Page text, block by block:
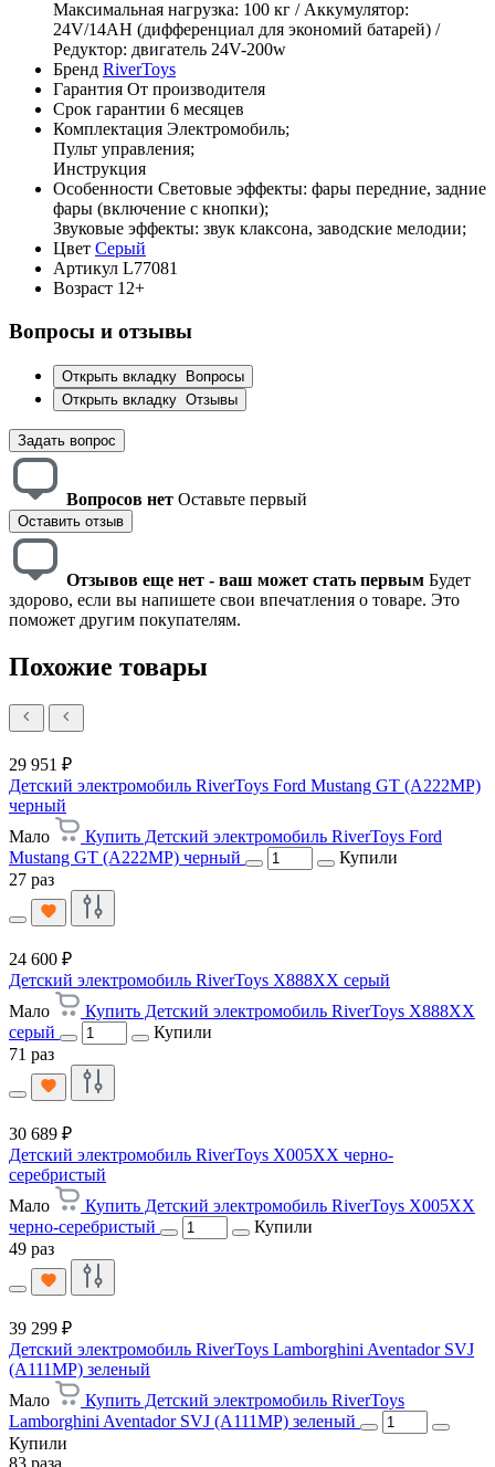
Максимальная нагрузка: 100 кг / Аккумулятор:
24V/14AH (дифференциал для экономий батарей) /
Редуктор: двигатель 24V-200w
Бренд RiverToys
Гарантия От производителя
Срок гарантии 6 месяцев
Комплектация Электромобиль;
Пульт управления;
Инструкция
Особенности Световые эффекты: фары передние, задние
фары (включение с кнопки);
Звуковые эффекты: звук клаксона, заводские мелодии;
Цвет Серый
Артикул L77081
Возраст 12+
Вопросы и отзывы
Открыть вкладку
Вопросы
Открыть вкладку Отзывы
Задать вопрос
Вопросов нет Оставьте первый
Оставить отзыв
Отзывов еще нет - ваш может стать первым Будет
здорово, если вы напишете свои впечатления о товаре. Это
поможет другим покупателям.
Похожие товары
29 951 ₽
Детский электромобиль RiverToys Ford Mustang GT (A222MP)
черный
Мало
Купить Детский электромобиль RiverToys Ford
Mustang GT (A222MP) черный
Купили
27 раз
24 600 ₽
Детский электромобиль RiverToys X888XX серый
Мало
Купить Детский электромобиль RiverToys X888XX
серый
Купили
71 раз
30 689 ₽
Детский электромобиль RiverToys X005XX черно-
серебристый
Мало
Купить Детский электромобиль RiverToys X005XX
черно-серебристый
Купили
49 раз
39 299 ₽
Детский электромобиль RiverToys Lamborghini Aventador SVJ
(A111MP) зеленый
Мало
Купить Детский электромобиль RiverToys
Lamborghini Aventador SVJ (A111MP) зеленый
Купили
83 раза